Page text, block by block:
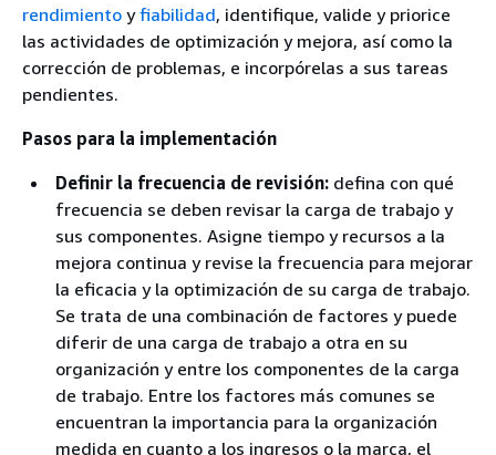
rendimiento yfiabilidad, identifique, valide y priorice
las actividades de optimización y mejora, así como la
corrección de problemas, e incorpórelas a sus tareas
pendientes.
Pasos para la implementación
Definir la frecuencia de revisión: defina con qué
frecuencia se deben revisar la carga de trabajo y
sus componentes. Asigne tiempo y recursos a la
mejora continua y revise la frecuencia para mejorar
la eficacia y la optimización de su carga de trabajo.
Se trata de una combinación de factores y puede
diferir de una carga de trabajo a otra en su
organización y entre los componentes de la carga
de trabajo. Entre los factores más comunes se
encuentran la importancia para la organización
medida en cuanto a los ingresos o la marca, el